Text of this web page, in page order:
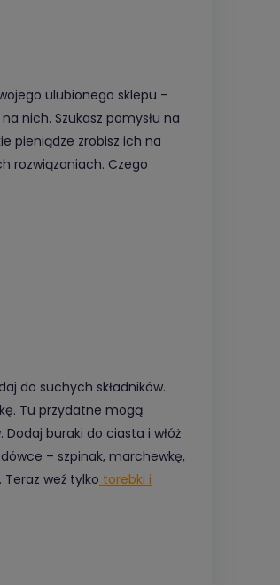
ulubionego sklepu –
nich. Szukasz pomysłu na
pieniądze zrobisz ich na
rozwiązaniach. Czego
do suchych składników.
Tu przydatne mogą
buraki do ciasta i włóż
– szpinak, marchewkę,
weź tylko torebki i